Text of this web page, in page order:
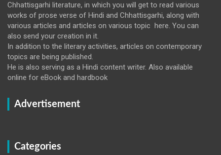
Chhattisgarhi literature, in which you will get to read various
works of prose verse of Hindi and Chhattisgarhi, along with
various articles and articles on various topic here. You can
also send your creation in it.
In addition to the literary activities, articles on contemporary
topics are being published.
He is also serving as a Hindi content writer. Also available
online for eBook and hardbook
Advertisement
Categories